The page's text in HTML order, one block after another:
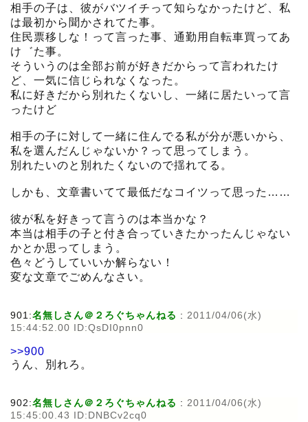
相手の子は、彼がバツイチって知らなかったけど、私
は最初から聞かされてた事。
住民票移しな！って言った事、通勤用自転車買ってあ
け゛た事。
そういうのは全部お前が好きだからって言われたけ
ど、一気に信じられなくなった。
私に好きだから別れたくないし、一緒に居たいって言
ったけど
相手の子に対して一緒に住んでる私が分が悪いから、
私を選んだんじゃないか？って思ってしまう。
別れたいのと別れたくないので揺れてる。
しかも、文章書いてて最低だなコイツって思った……
彼が私を好きって言うのは本当かな？
本当は相手の子と付き合っていきたかったんじゃない
かとか思ってしまう。
色々どうしていいか解らない！
変な文章でごめんなさい。
901:名無しさん＠２ろぐちゃんねる : 2011/04/06(水)
15:44:52.00 ID:QsDI0pnn0
>>900
うん、別れろ。
902:名無しさん＠２ろぐちゃんねる : 2011/04/06(水)
15:45:00.43 ID:DNBCv2cq0